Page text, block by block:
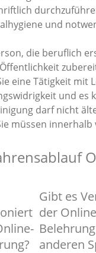
und
die beruflich
eine Tätigkeit mit
und es
darf nicht
müssen
Gibt es
der
anderen